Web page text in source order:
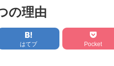
の理由
はてブ Pocket